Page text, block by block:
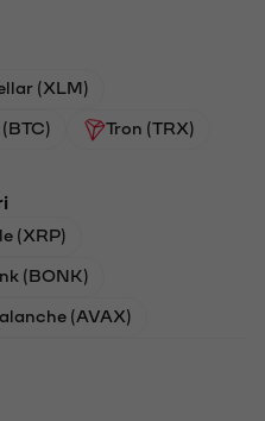
(XLM)
Tron (TRX)
(XRP)
(BONK)
(AVAX)